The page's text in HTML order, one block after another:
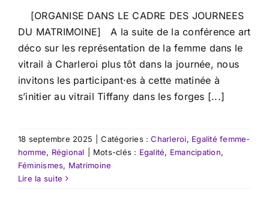
[ORGANISE DANS LE CADRE DES JOURNEES
DU MATRIMOINE] A la suite de la conférence art
déco sur les représentation de la femme dans le
vitrail à Charleroi plus tôt dans la journée, nous
invitons les participant·es à cette matinée à
s’initier au vitrail Tiffany dans les forges [...]
18 septembre 2025 Catégories :Charleroi, Egalité femme-
homme, Régional Mots-clés : Egalité, Emancipation,
Féminismes, Matrimoine
Lire la suite